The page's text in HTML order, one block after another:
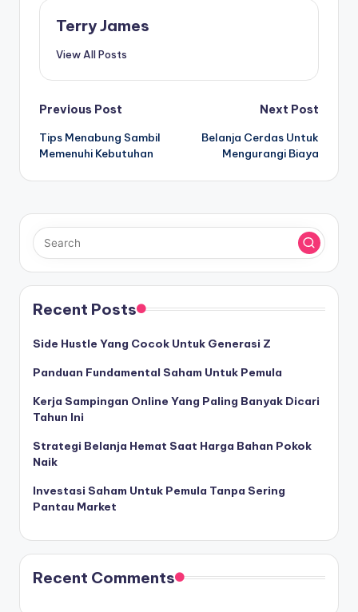
Terry James
View All Posts
Post
navigation
Previous Post
Tips Menabung Sambil
Memenuhi Kebutuhan
Next Post
Belanja Cerdas Untuk
Mengurangi Biaya
Recent Posts
Side Hustle Yang Cocok Untuk Generasi Z
Panduan Fundamental Saham Untuk Pemula
Kerja Sampingan Online Yang Paling Banyak Dicari
Tahun Ini
Strategi Belanja Hemat Saat Harga Bahan Pokok
Naik
Investasi Saham Untuk Pemula Tanpa Sering
Pantau Market
Recent Comments